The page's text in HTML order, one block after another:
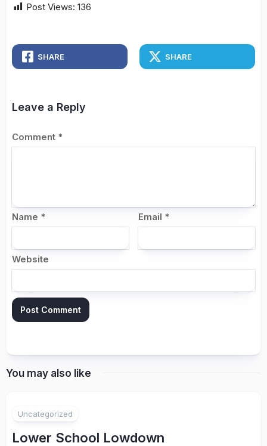
Post Views: 136
SHARE SHARE
Leave a Reply
Comment *
Name * Email *
Website
You may also like
Uncategorized
Lower School Lowdown